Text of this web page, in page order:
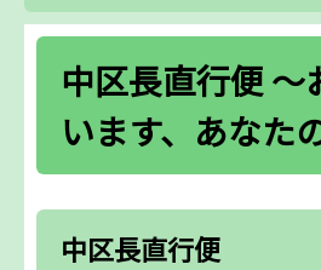
中区長直行便 ～
います、あなた
中区長直行便